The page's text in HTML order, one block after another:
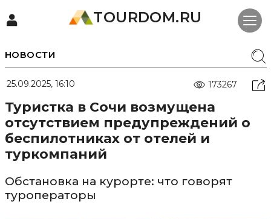
TOURDOM.RU
НОВОСТИ
25.09.2025, 16:10 173267
Туристка в Сочи возмущена
отсутствием предупреждений о
беспилотниках от отелей и
туркомпаний
Обстановка на курорте: что говорят
туроператоры